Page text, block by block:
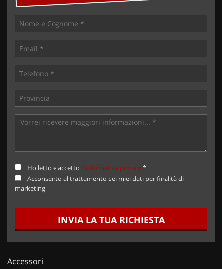
Ho letto e accetto l'informativa privacy*
Acconsento al trattamento dei miei dati per finalità di
marketing
INVIA LA TUA RICHIESTA
Accessori